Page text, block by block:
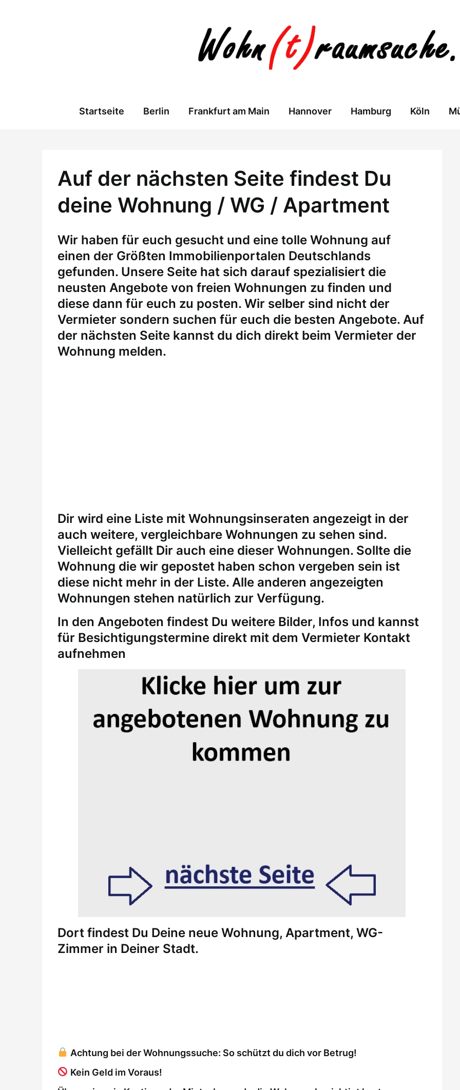
Startseite Berlin Frankfurt am Main Hannover Hamburg Köln
Auf der nächsten Seite findest Du
deine Wohnung / WG / Apartment
Wir haben für euch gesucht und eine tolle Wohnung auf
einen der Größten Immobilienportalen Deutschlands
gefunden. Unsere Seite hat sich darauf spezialisiert die
neusten Angebote von freien Wohnungen zu finden und
diese dann für euch zu posten. Wir selber sind nicht der
Vermieter sondern suchen für euch die besten Angebote. Auf
der nächsten Seite kannst du dich direkt beim Vermieter der
Wohnung melden.
Dir wird eine Liste mit Wohnungsinseraten angezeigt in der
auch weitere, vergleichbare Wohnungen zu sehen sind.
Vielleicht gefällt Dir auch eine dieser Wohnungen. Sollte die
Wohnung die wir gepostet haben schon vergeben sein ist
diese nicht mehr in der Liste. Alle anderen angezeigten
Wohnungen stehen natürlich zur Verfügung.
In den Angeboten findest Du weitere Bilder, Infos und kannst
für Besichtigungstermine direkt mit dem Vermieter Kontakt
aufnehmen
Dort findest Du Deine neue Wohnung, Apartment, WG-
Zimmer in Deiner Stadt.
Achtung bei der Wohnungssuche: So schützt du dich vor Betrug!
Kein Geld im Voraus!